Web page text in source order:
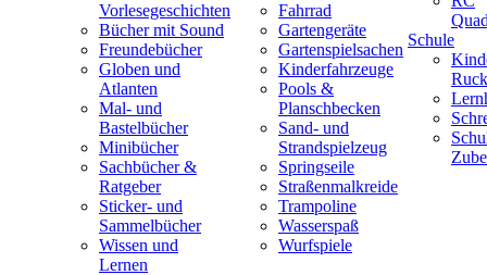
Vorlesegeschichten
Bücher mit Sound
Freundebücher
Globen und
Atlanten
Mal- und
Bastelbücher
Minibücher
Sachbücher &
Ratgeber
Sticker- und
Sammelbücher
Wissen und
Lernen
Fahrrad
Gartengeräte
Gartenspielsachen
Kinderfahrzeuge
Pools &
Planschbecken
Sand- und
Strandspielzeug
Springseile
Straßenmalkreide
Trampoline
Wasserspaß
Wurfspiele
Schule